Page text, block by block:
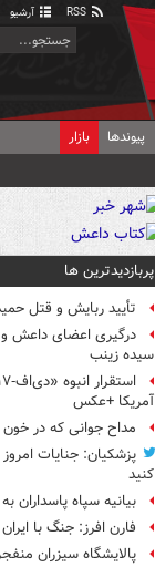
آرشیو
پیوندها بازار
پربازدیدترین ها
تأیید ربایش و قتل
درگیری اعضای داعش و
سیده زینب
آمریکا +عکس
مداح جوانی که در
پزشکیان: جنایات
کنید
بیانیه سپاه پاسداران
فارن افرز: جنگ با
پالایشگاه سیزران